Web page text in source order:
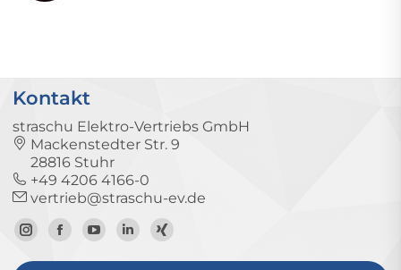
Kontakt
straschu Elektro-Vertriebs GmbH
Mackenstedter Str. 9
28816 Stuhr
+49 4206 4166-0
vertrieb@straschu-ev.de
Zum
Instagram-
Zur
Facebook-
Zum
YouTube-
Zum
LinkedIn-
Zum
Xing-